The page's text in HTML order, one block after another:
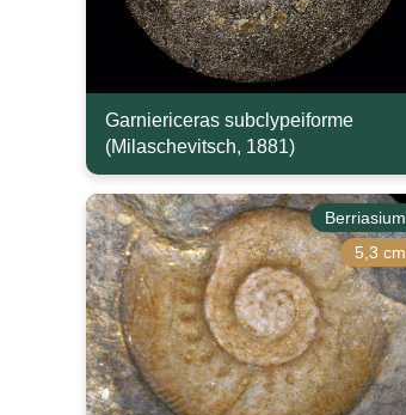
Garniericeras subclypeiforme
(Milaschevitsch, 1881)
Berriasium
5,3 cm